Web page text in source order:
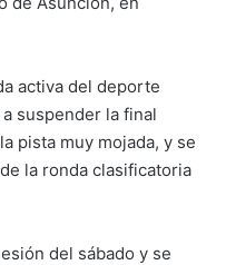
activa del deporte
suspender la final
pista muy mojada, y se
la ronda clasificatoria
del sábado y se